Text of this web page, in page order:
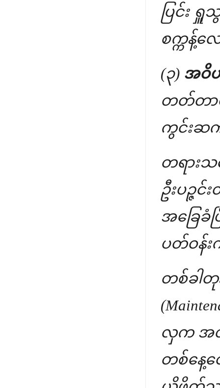
ပြင်း ရှူ
စက္ကန့်လ
(၃) အဝိဟိံ
တတ်တာ
ကွင်းဆ
တရားသ
ဦးပဉ္ဇ
အခြေခံ
ပတ်ဝန်
တစ်ခါတု
လှက အလု
တစ်နေ့တ